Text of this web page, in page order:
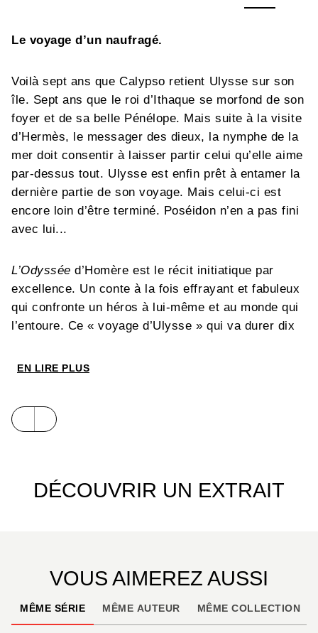
Le voyage d’un naufragé.
Voilà sept ans que Calypso retient Ulysse sur son
île. Sept ans que le roi d’Ithaque se morfond de son
foyer et de sa belle Pénélope. Mais suite à la visite
d’Hermès, le messager des dieux, la nymphe de la
mer doit consentir à laisser partir celui qu’elle aime
par-dessus tout. Ulysse est enfin prêt à entamer la
dernière partie de son voyage. Mais celui-ci est
encore loin d’être terminé. Poséidon n’en a pas fini
avec lui...
L’Odyssée d’Homère est le récit initiatique par
excellence. Un conte à la fois effrayant et fabuleux
qui confronte un héros à lui-même et au monde qui
l’entoure. Ce « voyage d’Ulysse » qui va durer dix
quelques-uns des thèmes fondateurs de la
l'harmonie.
EN LIRE PLUS
DÉCOUVRIR UN EXTRAIT
VOUS AIMEREZ AUSSI
MÊME SÉRIE MÊME AUTEUR MÊME COLLECTION